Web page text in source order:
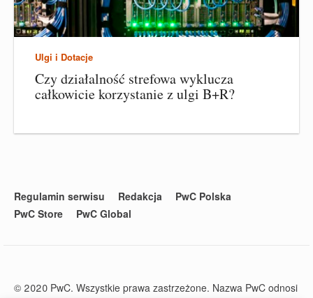
Ulgi i Dotacje
Czy działalność strefowa wyklucza
całkowicie korzystanie z ulgi B+R?
Regulamin serwisu Redakcja
PwC Polska
PwC Store
PwC Global
© 2020 PwC. Wszystkie prawa zastrzeżone. Nazwa PwC odnosi